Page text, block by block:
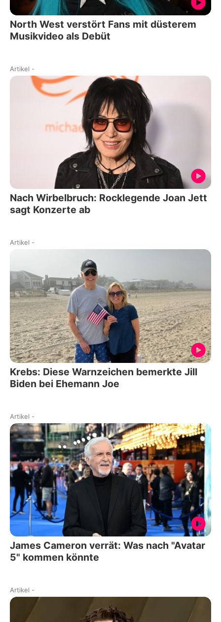
North West verstört Fans mit düsterem
Musikvideo als Debüt
Artikel -
Nach Wirbelbruch: Rocklegende Joan Jett
sagt Konzerte ab
Artikel -
Krebs: Diese Warnzeichen bemerkte Jill
Biden bei Ehemann Joe
Artikel -
James Cameron verrät: Was nach "Avatar
5" kommen könnte
Artikel -